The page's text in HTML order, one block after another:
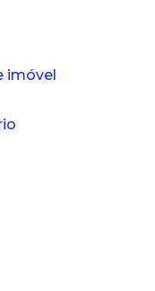
imóvel